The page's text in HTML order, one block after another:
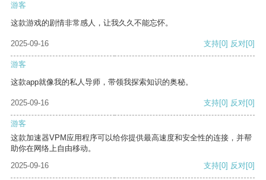
游客
这款游戏的剧情非常感人，让我久久不能忘怀。
2025-09-16 支持[0] 反对[0]
游客
这款app就像我的私人导师，带领我探索知识的奥秘。
2025-09-16 支持[0] 反对[0]
游客
这款加速器VPM应用程序可以给你提供最高速度和安全性的连接，并帮
助你在网络上自由移动。
2025-09-16
支持[0] 反对[0]